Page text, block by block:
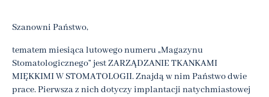
Szanowni Państwo,
tematem miesiąca lutowego numeru „Magazynu
Stomatologicznego” jest ZARZĄDZANIE TKANKAMI
MIĘKKIMI W STOMATOLOGII. Znajdą w nim Państwo dwie
prace. Pierwsza z nich dotyczy implantacji natychmiastowej